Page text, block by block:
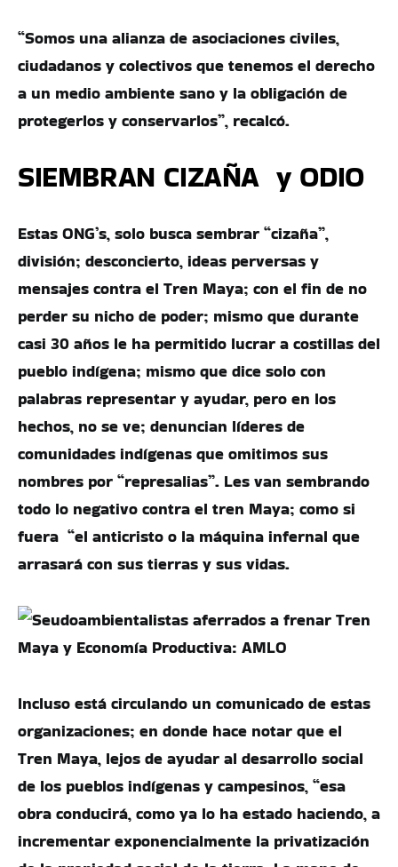
“Somos una alianza de asociaciones civiles,
ciudadanos y colectivos que tenemos el derecho
a un medio ambiente sano y la obligación de
protegerlos y conservarlos”, recalcó.
SIEMBRAN CIZAÑA y ODIO
Estas ONG’s, solo busca sembrar “cizaña”,
división; desconcierto, ideas perversas y
mensajes contra el Tren Maya; con el fin de no
perder su nicho de poder; mismo que durante
casi 30 años le ha permitido lucrar a costillas del
pueblo indígena; mismo que dice solo con
palabras representar y ayudar, pero en los
hechos, no se ve; denuncian líderes de
comunidades indígenas que omitimos sus
nombres por “represalias”. Les van sembrando
todo lo negativo contra el tren Maya; como si
fuera “el anticristo o la máquina infernal que
arrasará con sus tierras y sus vidas.
Incluso está circulando un comunicado de estas
organizaciones; en donde hace notar que el
Tren Maya, lejos de ayudar al desarrollo social
de los pueblos indígenas y campesinos, “esa
obra conducirá, como ya lo ha estado haciendo, a
incrementar exponencialmente la privatización